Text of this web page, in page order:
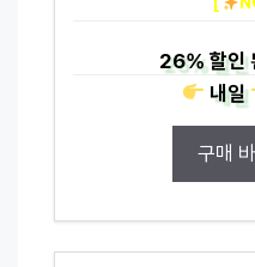
26%할인
내일
구매